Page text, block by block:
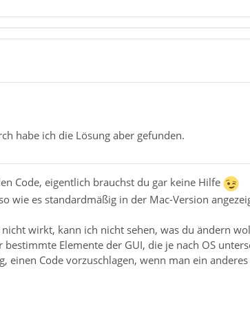
habe ich die Lösung aber gefunden.
Code, eigentlich brauchst du gar keine Hilfe
wie es standardmäßig in der Mac-Version
wirkt, kann ich nicht sehen, was du ändern
bestimmte Elemente der GUI, die je nach OS
einen Code vorzuschlagen, wenn man ein